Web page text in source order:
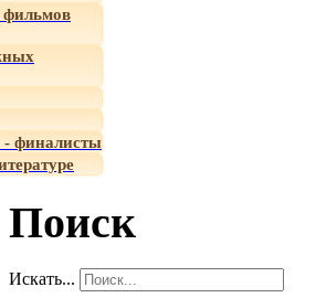
- финалисты
Поиск
Искать...